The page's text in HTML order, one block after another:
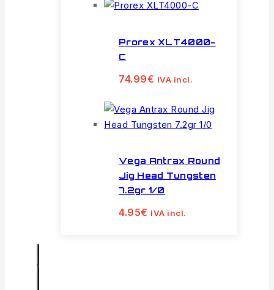
Prorex XLT4000-
C
74.99€ IVA incl.
Vega Antrax Round
Jig Head Tungsten
7.2gr 1/0
4.95€ IVA incl.